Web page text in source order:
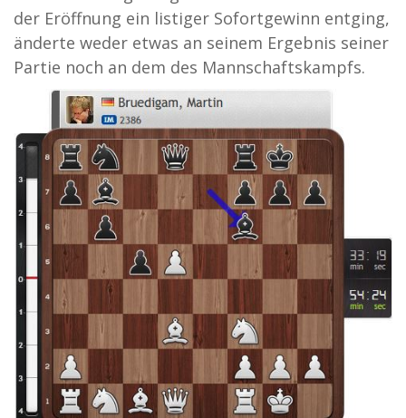
der Eröffnung ein listiger Sofortgewinn entging,
änderte weder etwas an seinem Ergebnis seiner
Partie noch an dem des Mannschaftskampfs.